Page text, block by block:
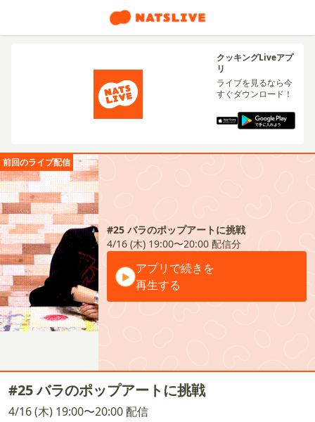
クッキングLiveアプ
リ
ライブを見るなら今
すぐダウンロード！
前回のライブ配信
#25 バラのポップアートに挑戦
4/16 (木) 19:00〜20:00 配信分
アプリで続きを
再生する
#25 バラのポップアートに挑戦
4/16 (木) 19:00〜20:00 配信